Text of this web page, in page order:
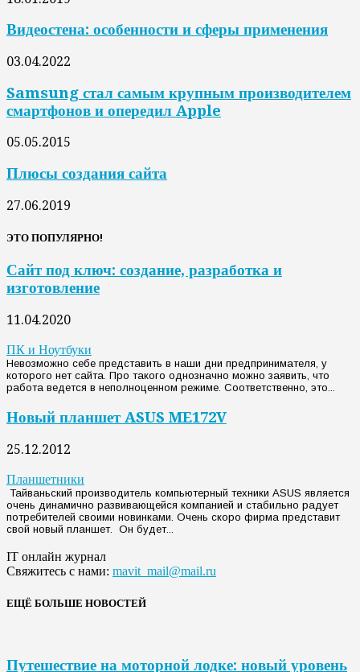
Видеостена: особенности и сферы применения
03.04.2022
Samsung стал самым крупным производителем
смартфонов и опередил Apple
05.05.2015
Плюсы создания сайта
27.06.2019
ЭТО ПОПУЛЯРНО!
Сайт под ключ: создание, разработка и
изготовление
11.04.2020
ПК и Ноутбуки
Невозможно себе представить в наши дни предпринимателя, у
которого нет сайта. Про такого однозначно можно заявить, что
работа ведется в неполноценном режиме. Соответственно, это...
Новый планшет ASUS ME172V
25.12.2012
Планшетники
Тайваньский производитель компьютерный техники ASUS является
очень динамично развивающейся компанией и стабильно радует
потребителей своими новинками. Очень скоро фирма представит
свой новый планшет. Он будет...
IT онлайн журнал
Свяжитесь с нами: mavit_mail@mail.ru
ЕЩЁ БОЛЬШЕ НОВОСТЕЙ
Путешествие на моторной лодке: новый уровень